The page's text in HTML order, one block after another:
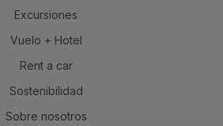
Excursiones
Vuelo + Hotel
Rent a car
Sostenibilidad
Sobre nosotros